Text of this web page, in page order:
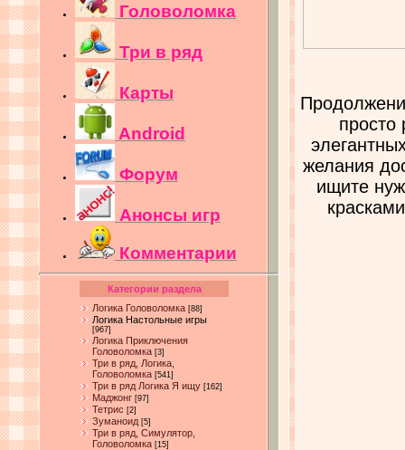
Головоломка
Три в ряд
Карты
Android
Форум
Анонсы игр
Комментарии
Категории раздела
Логика Головоломка [88]
Логика Настольные игры
[967]
Логика Приключения
Головоломка [3]
Три в ряд, Логика,
Головоломка [541]
Три в ряд Логика Я ищу [162]
Маджонг [97]
Тетрис [2]
Зуманоид [5]
Три в ряд, Симулятор,
Головоломка [15]
просто
желания
ищите